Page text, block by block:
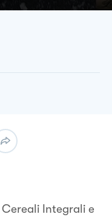
Integrali e